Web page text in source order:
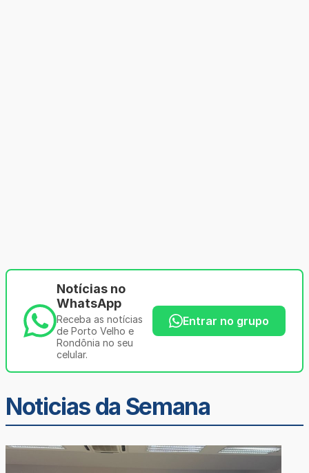
Notícias no
WhatsApp
Receba as notícias
de Porto Velho e
Rondônia no seu
celular.
Entrar no grupo
Noticias da Semana